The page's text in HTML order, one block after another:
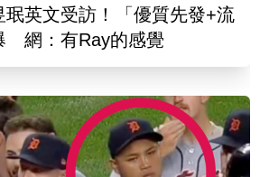
珉英文受訪！「優質先發+流
網：有Ray的感覺